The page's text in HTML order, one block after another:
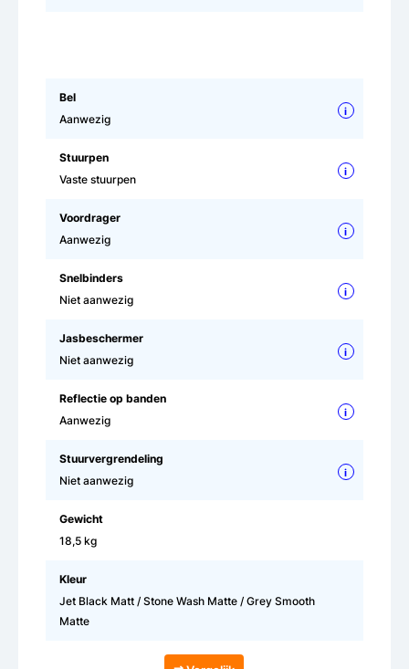
Bel
Aanwezig
i
Stuurpen
Vaste stuurpen
i
Voordrager
Aanwezig
i
Snelbinders
Niet aanwezig
i
Jasbeschermer
Niet aanwezig
i
Reflectie op banden
Aanwezig
i
Stuurvergrendeling
Niet aanwezig
i
Gewicht
18,5 kg
Kleur
Jet Black Matt / Stone Wash Matte / Grey Smooth
Matte